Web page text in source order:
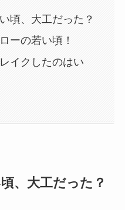
頃、大工だった？
ーの若い頃！
イクしたのはい
、大工だった？